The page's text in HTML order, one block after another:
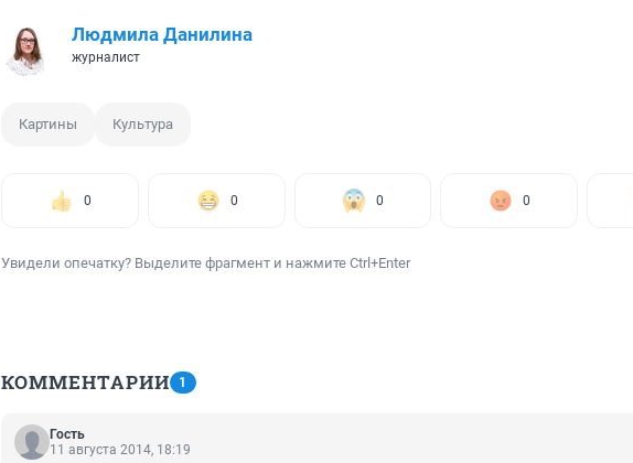
Людмила Данилина
журналист
Картины Культура
0 0 0 0
Увидели опечатку? Выделите фрагмент и нажмите Ctrl+Enter
КОММЕНТАРИИ 1
Гость
11 августа 2014, 18:19